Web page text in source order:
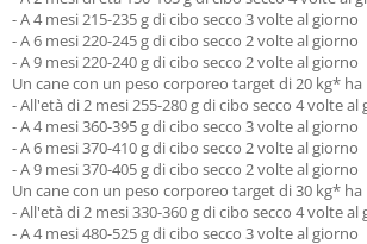
- A 4 mesi 215-235 g di cibo secco 3 volte al giorno
- A 6 mesi 220-245 g di cibo secco 2 volte al giorno
- A 9 mesi 220-240 g di cibo secco 2 volte al giorno
Un cane con un peso corporeo target di 20 kg*
- All'età di 2 mesi 255-280 g di cibo secco 4 volte al
- A 4 mesi 360-395 g di cibo secco 3 volte al giorno
- A 6 mesi 370-410 g di cibo secco 2 volte al giorno
- A 9 mesi 370-405 g di cibo secco 2 volte al giorno
Un cane con un peso corporeo target di 30 kg*
- All'età di 2 mesi 330-360 g di cibo secco 4 volte al
- A 4 mesi 480-525 g di cibo secco 3 volte al giorno